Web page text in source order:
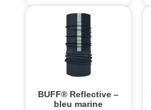
BUFF® Reflective –
bleu marine